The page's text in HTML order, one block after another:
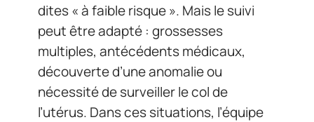
dites « à faible risque ». Mais le suivi
peut être adapté : grossesses
multiples, antécédents médicaux,
découverte d’une anomalie ou
nécessité de surveiller le col de
l’utérus. Dans ces situations, l’équipe